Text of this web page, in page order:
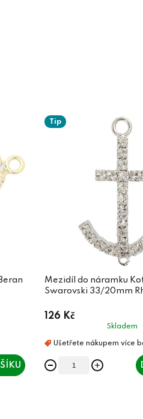
Tip
Mezidíl do náramku
Swarovski 33/20mm
126 Kč
Skladem